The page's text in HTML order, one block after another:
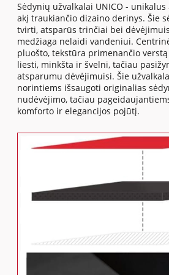
Sėdynių užvalkalai UNICO -
akį traukiančio dizaino derinys. Šie
tvirti, atsparūs trinčiai bei
medžiaga nelaidi vandeniui.
pluošto, tekstūra primenančio
liesti, minkšta ir švelni, tačiau
atsparumu dėvėjimuisi. Šie
norintiems išsaugoti originalias
nudėvėjimo, tačiau
komforto ir elegancijos pojūtį.